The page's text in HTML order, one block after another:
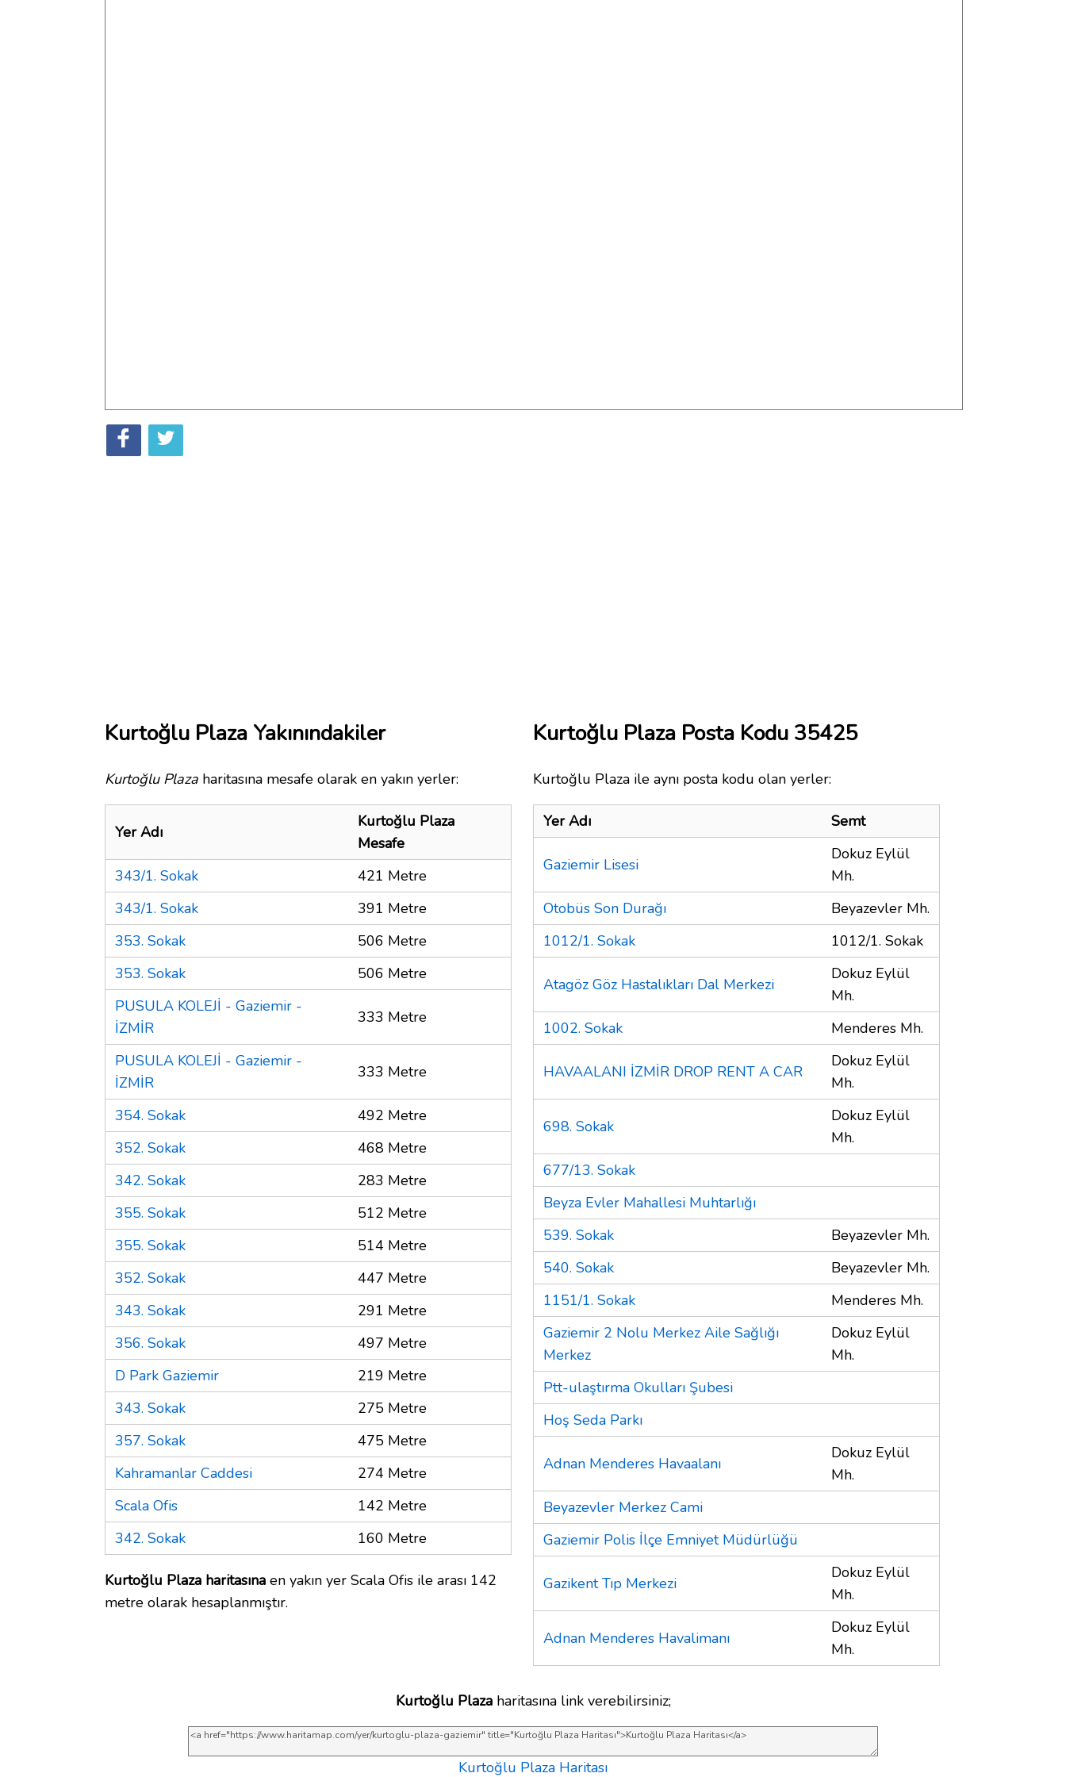
Kurtoğlu Plaza Yakınındakiler
Kurtoğlu Plaza haritasına mesafe olarak en yakın yerler:
Yer Adı
Kurtoğlu Plaza
Mesafe
343/1. Sokak
421 Metre
343/1. Sokak
391 Metre
353. Sokak
506 Metre
353. Sokak
506 Metre
PUSULA KOLEJİ - Gaziemir -
İZMİR
333 Metre
PUSULA KOLEJİ - Gaziemir -
İZMİR
333 Metre
354. Sokak
492 Metre
352. Sokak
468 Metre
342. Sokak
283 Metre
355. Sokak
512 Metre
355. Sokak
514 Metre
352. Sokak
447 Metre
343. Sokak
291 Metre
356. Sokak
497 Metre
D Park Gaziemir
219 Metre
343. Sokak
275 Metre
357. Sokak
475 Metre
Kahramanlar Caddesi
274 Metre
Scala Ofis
142 Metre
342. Sokak
160 Metre
Kurtoğlu Plaza haritasına en yakın yer Scala Ofis ile arası 142
metre olarak hesaplanmıştır.
Kurtoğlu Plaza Posta Kodu 35425
Kurtoğlu Plaza ile aynı posta kodu olan yerler:
Yer Adı Semt
Gaziemir Lisesi
Dokuz Eylül
Mh.
Otobüs Son Durağı
Beyazevler Mh.
1012/1. Sokak
1012/1. Sokak
Atagöz Göz Hastalıkları Dal Merkezi
Dokuz Eylül
Mh.
1002. Sokak
Menderes Mh.
HAVAALANI İZMİR DROP RENT A CAR
Dokuz Eylül
Mh.
698. Sokak
Dokuz Eylül
Mh.
677/13. Sokak
Beyza Evler Mahallesi Muhtarlığı
539. Sokak
Beyazevler Mh.
540. Sokak
Beyazevler Mh.
1151/1. Sokak
Menderes Mh.
Gaziemir 2 Nolu Merkez Aile Sağlığı
Merkez
Dokuz Eylül
Mh.
Ptt-ulaştırma Okulları Şubesi
Hoş Seda Parkı
Adnan Menderes Havaalanı
Dokuz Eylül
Mh.
Beyazevler Merkez Cami
Gaziemir Polis İlçe Emniyet Müdürlüğü
Gazikent Tıp Merkezi
Dokuz Eylül
Mh.
Adnan Menderes Havalimanı
Dokuz Eylül
Mh.
Kurtoğlu Plazaharitasına link verebilirsiniz;
Kurtoğlu Plaza Haritası